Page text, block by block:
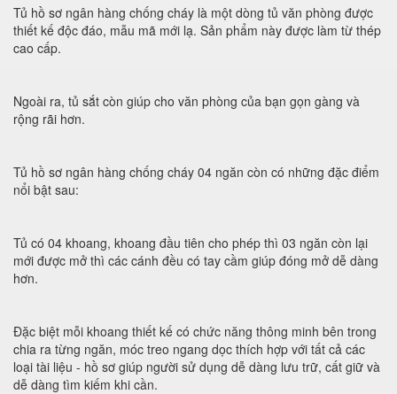
Tủ hồ sơ ngân hàng chống cháy là một dòng tủ văn phòng được
thiết kế độc đáo, mẫu mã mới lạ. Sản phẩm này được làm từ thép
cao cấp.
Ngoài ra, tủ sắt còn giúp cho văn phòng của bạn gọn gàng và
rộng rãi hơn.
Tủ hồ sơ ngân hàng chống cháy 04 ngăn còn có những đặc điểm
nổi bật sau:
Tủ có 04 khoang, khoang đầu tiên cho phép thì 03 ngăn còn lại
mới được mở thì các cánh đều có tay cầm giúp đóng mở dễ dàng
hơn.
Đặc biệt mỗi khoang thiết kế có chức năng thông minh bên trong
chia ra từng ngăn, móc treo ngang dọc thích hợp với tất cả các
loại tài liệu - hồ sơ giúp người sử dụng dễ dàng lưu trữ, cất giữ và
dễ dàng tìm kiếm khi cần.